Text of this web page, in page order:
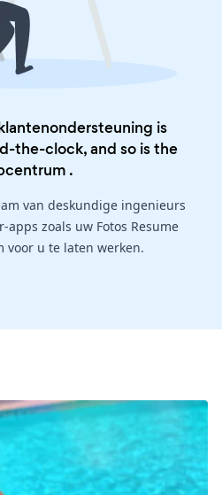
is
the-clock, and so is the
.
van deskundige ingenieurs
zoals uw Fotos Resume
voor u te laten werken.